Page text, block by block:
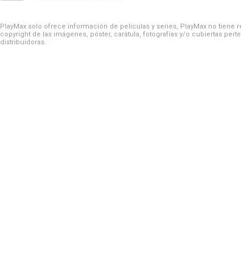
PlayMax solo ofrece información de películas y series, PlayMax no
copyright de las imágenes, póster, carátula, fotografías y/o cubiertas
distribuidoras.